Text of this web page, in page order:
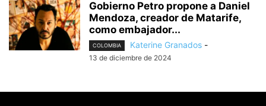
Gobierno Petro propone a Daniel
Mendoza, creador de Matarife,
como embajador...
COLOMBIA Katerine Granados -
13 de diciembre de 2024